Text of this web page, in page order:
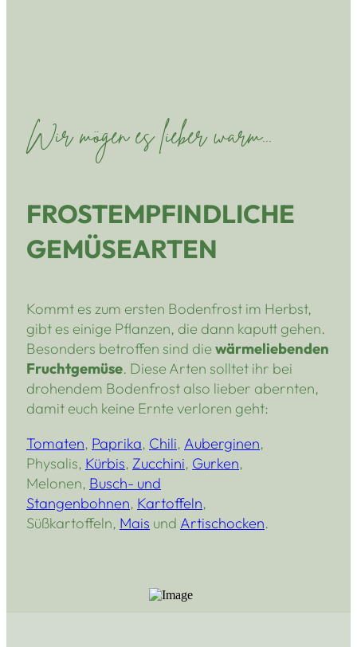
Wir mögen es lieber warm...
FROSTEMPFINDLICHE
GEMÜSEARTEN
Kommt es zum ersten Bodenfrost im Herbst,
gibt es einige Pflanzen, die dann kaputt gehen.
Besonders betroffen sind die wärmeliebenden
Fruchtgemüse. Diese Arten solltet ihr bei
drohendem Bodenfrost also lieber abernten,
damit euch keine Ernte verloren geht:
Tomaten, Paprika, Chili, Auberginen,
Physalis, Kürbis, Zucchini, Gurken,
Melonen, Busch- und
Stangenbohnen, Kartoffeln,
Süßkartoffeln, Mais und Artischocken.